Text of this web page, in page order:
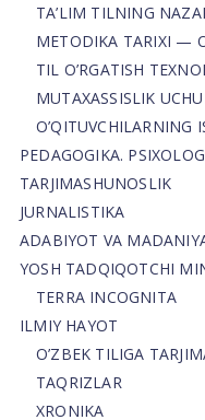
TA’LIM TILNING
METODIKA TARIXI —
TIL O’RGATISH
MUTAXASSISLIK
O’QITUVCHILARNING
PEDAGOGIKA.
TARJIMASHUNOSLIK
JURNALISTIKA
ADABIYOT VA
YOSH TADQIQOTCHI
TERRA INCOGNITA
ILMIY HAYOT
O’ZBEK TILIGA
TAQRIZLAR
XRONIKA